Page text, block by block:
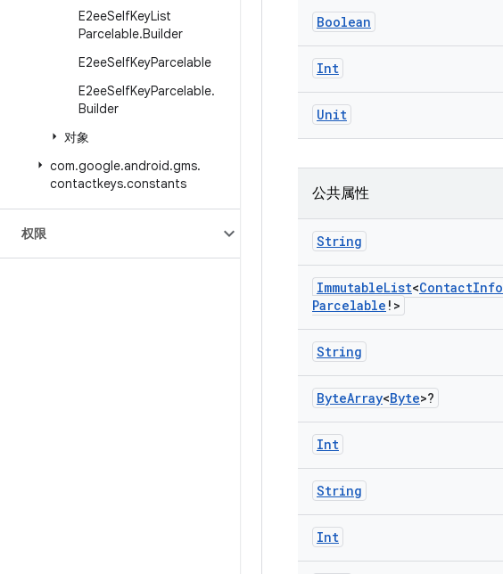
E2eeSelfKeyList
Parcelable.Builder
E2eeSelfKeyParcelable
E2eeSelfKeyParcelable.
Builder
对象
com.google.android.gms.
contactkeys.constants
权限
Boolean
Int
Unit
公共属性
String
ImmutableList<ContactInfo
Parcelable !>
String
ByteArray<Byte>?
Int
String
Int